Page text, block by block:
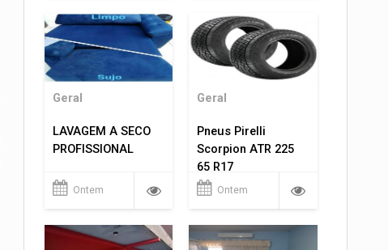
Geral
LAVAGEM A SECO
PROFISSIONAL
Ontem
Geral
Pneus Pirelli
Scorpion ATR 225
65 R17
Ontem